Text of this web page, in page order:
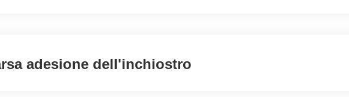
adesione dell'inchiostro